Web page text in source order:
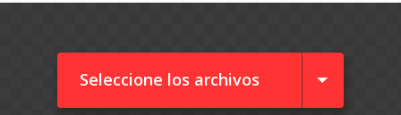
Seleccione los archivos